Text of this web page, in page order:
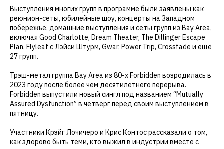
Выступления многих групп в программе были заявлены как
реюнион-сеты, юбилейные шоу, концерты на Западном
побережье, домашние выступления и сеты групп из Bay Area,
включая Good Charlotte, Dream Theater, The Dillinger Escape
Plan, Flyleaf с Лэйси Штурм, Gwar, Power Trip, Crossfade и ещё
27 групп.
Трэш-метал группа Bay Area из 80-х Forbidden возродилась в
2023 году после более чем десятилетнего перерыва.
Forbidden выпустили новый сингл под названием “Mutually
Assured Dysfunction” в четверг перед своим выступлением в
пятницу.
Участники Крэйг Лочичеро и Крис Контос рассказали о том,
как здорово быть теми, кто выжил в индустрии вместе с